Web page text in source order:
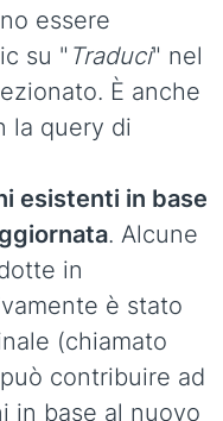
essere
su " Traduci" nel
È anche
la query di
esistenti in base
. Alcune
in
è stato
(chiamato
contribuire ad
in base al nuovo